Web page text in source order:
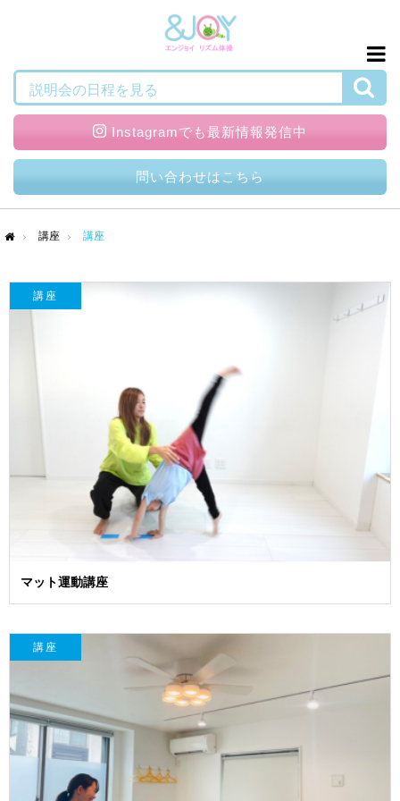
説明会の日程を見る
Instagramでも最新情報発信中
問い合わせはこちら
講座 講座
講座
マット運動講座
講座